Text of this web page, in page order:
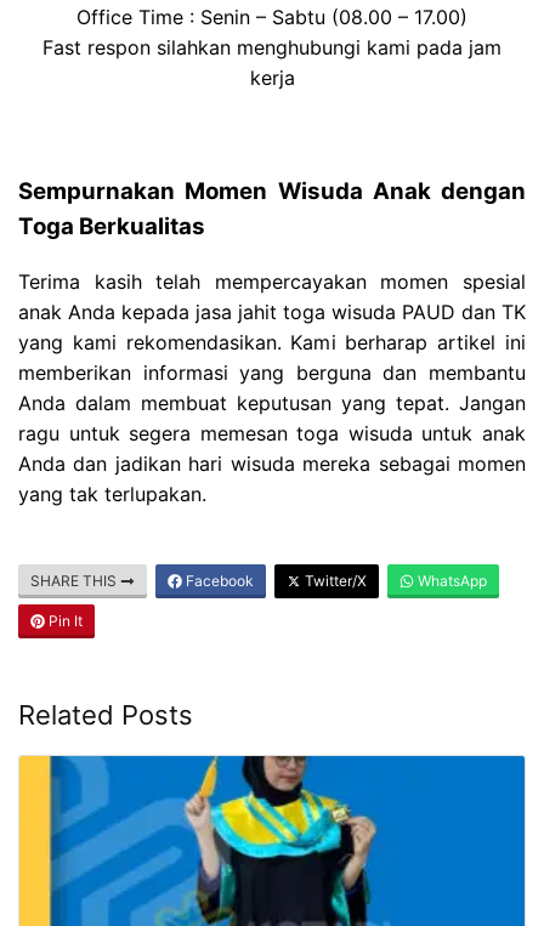
Office Time : Senin – Sabtu (08.00 – 17.00)
Fast respon silahkan menghubungi kami pada jam
kerja
Sempurnakan Momen Wisuda Anak dengan
Toga Berkualitas
Terima kasih telah mempercayakan momen spesial
anak Anda kepada jasa jahit toga wisuda PAUD dan TK
yang kami rekomendasikan. Kami berharap artikel ini
memberikan informasi yang berguna dan membantu
Anda dalam membuat keputusan yang tepat. Jangan
ragu untuk segera memesan toga wisuda untuk anak
Anda dan jadikan hari wisuda mereka sebagai momen
yang tak terlupakan.
SHARE THIS Facebook Twitter/X WhatsApp
Pin It
Related Posts